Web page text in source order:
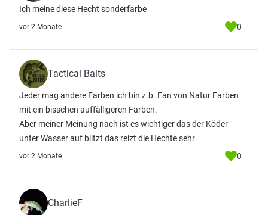
Ich meine diese Hecht sonderfarbe
vor 2 Monate 0
Tactical Baits
Jeder mag andere Farben ich bin z.b. Fan von Natur Farben
mit ein bisschen auffälligeren Farben.
Aber meiner Meinung nach ist es wichtiger das der Köder
unter Wasser auf blitzt das reizt die Hechte sehr
vor 2 Monate 0
CharlieF